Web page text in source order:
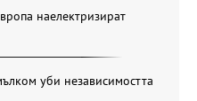
наелектризират
уби независимостта